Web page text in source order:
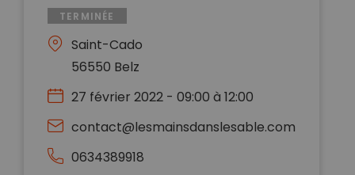
TERMINÉE
Saint-Cado
56550 Belz
27 février 2022 - 09:00 à 12:00
contact@lesmainsdanslesable.com
0634389918